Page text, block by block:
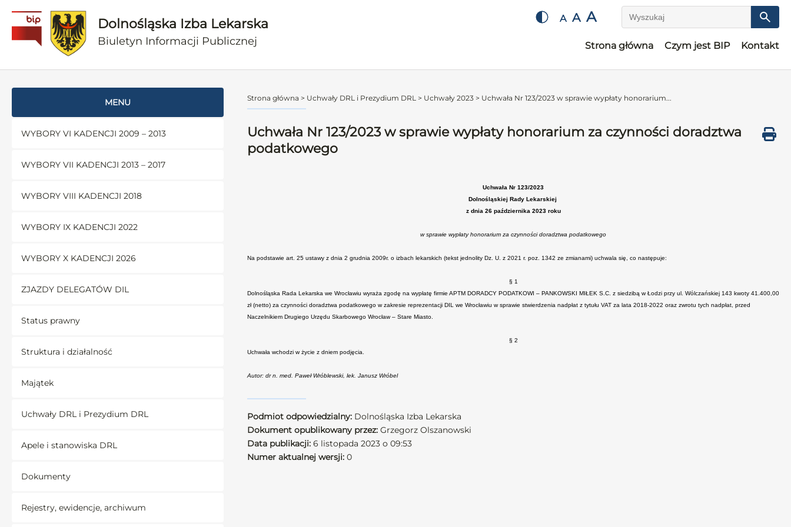
Dolnośląska Izba Lekarska
Biuletyn Informacji Publicznej
A A A Wyszukaj
Strona główna Czym jest BIP Kontakt
MENU
WYBORY VI KADENCJI 2009 – 2013
WYBORY VII KADENCJI 2013 – 2017
WYBORY VIII KADENCJI 2018
WYBORY IX KADENCJI 2022
WYBORY X KADENCJI 2026
ZJAZDY DELEGATÓW DIL
Status prawny
Struktura i działalność
Majątek
Uchwały DRL i Prezydium DRL
Apele i stanowiska DRL
Dokumenty
Rejestry, ewidencje, archiwum
Strona główna > Uchwały DRL i Prezydium DRL > Uchwały 2023 > Uchwała Nr 123/2023 w sprawie wypłaty honorarium...
Uchwała Nr 123/2023 w sprawie wypłaty honorarium za czynności doradztwa
podatkowego
Uchwała Nr 123/2023
Dolnośląskiej Rady Lekarskiej
z dnia 26 października 2023 roku
w sprawie wypłaty honorarium za czynności doradztwa podatkowego
Na podstawie art. 25 ustawy z dnia 2 grudnia 2009r. o izbach lekarskich (tekst jednolity Dz. U. z 2021 r. poz. 1342 ze zmianami) uchwala się, co następuje:
§ 1
Dolnośląska Rada Lekarska we Wrocławiu wyraża zgodę na wypłatę firmie APTM DORADCY PODATKOWI – PANKOWSKI MIŁEK S.C. z siedzibą w Łodzi przy ul. Wólczańskiej 143 kwoty 41.400,00
zł (netto) za czynności doradztwa podatkowego w zakresie reprezentacji DIL we Wrocławiu w sprawie stwierdzenia nadpłat z tytułu VAT za lata 2018-2022 oraz zwrotu tych nadpłat, przed
Naczelnikiem Drugiego Urzędu Skarbowego Wrocław – Stare Miasto.
§ 2
Uchwała wchodzi w życie z dniem podjęcia.
Autor: dr n. med. Paweł Wróblewski, lek. Janusz Wróbel
Podmiot odpowiedzialny: Dolnośląska Izba Lekarska
Dokument opublikowany przez: Grzegorz Olszanowski
Data publikacji: 6 listopada 2023 o 09:53
Numer aktualnej wersji: 0